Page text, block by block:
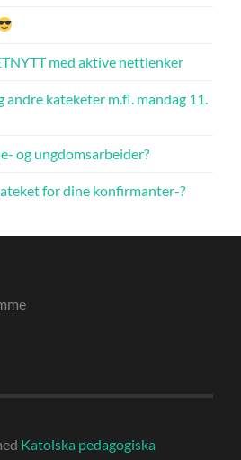
med aktive nettlenker
andre kateketer m.fl. mandag 11.
og ungdomsarbeider?
for dine konfirmanter-?
Katolska pedagogiska